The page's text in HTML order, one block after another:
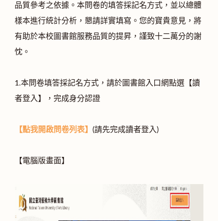
品質參考之依據。本問卷的填答採記名方式，並以總體
樣本進行統計分析，懇請詳實填寫。您的寶貴意見，將
有助於本校圖書館服務品質的提昇，謹致十二萬分的謝
忱。
1.本問卷填答採記名方式，請於圖書館入口網點選【讀
者登入】，完成身分認證
【點我開啟問卷列表】 (請先完成讀者登入)
【電腦版畫面】